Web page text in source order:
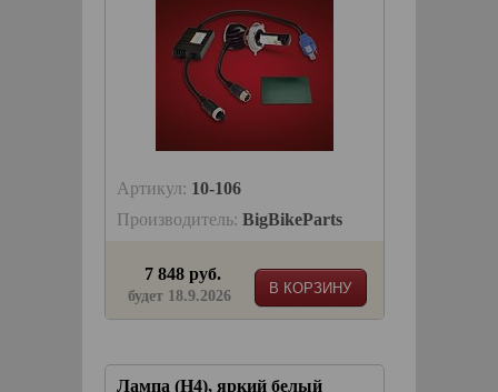
Артикул: 10-106
Производитель: BigBikeParts
В КОРЗИНУ
7 848 руб.
будет 18.9.2026
Лампа (H4), яркий белый